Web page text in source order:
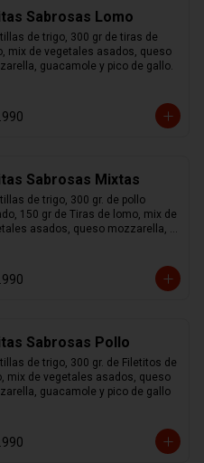
Sabrosas Lomo
de trigo, 300 gr de tiras de
mix de vegetales asados, queso
guacamole y pico de gallo.
Sabrosas Mixtas
de trigo, 300 gr. de pollo
150 gr de Tiras de lomo, mix de
asados, queso mozzarella,
Sabrosas Pollo
de trigo, 300 gr. de Filetitos de
mix de vegetales asados, queso
guacamole y pico de gallo